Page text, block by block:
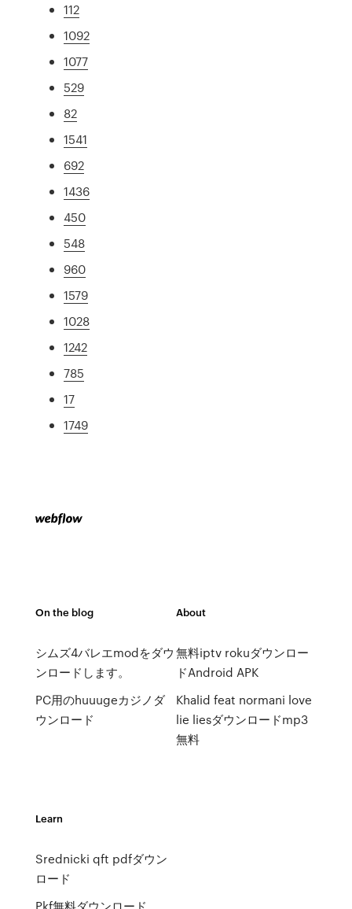
112
1092
1077
529
82
1541
692
1436
450
548
960
1579
1028
1242
785
17
1749
On the blog
シムズ4バレエmodをダウ
ンロードします。
PC用のhuuugeカジノダ
ウンロード
About
無料iptv rokuダウンロー
ドAndroid APK
Khalid feat normani love
lie liesダウンロードmp3
無料
Learn
Srednicki qft pdfダウン
ロード
Pkf無料ダウンロード